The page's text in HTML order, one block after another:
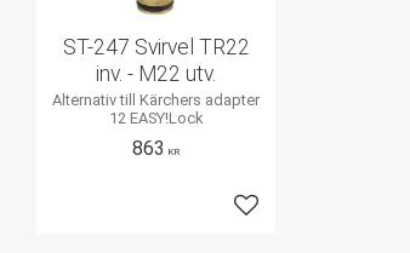
ST-247 Svirvel TR22
inv. - M22 utv.
Alternativ till Kärchers adapter
12 EASY!Lock
863 KR
Lägg till i favoriter